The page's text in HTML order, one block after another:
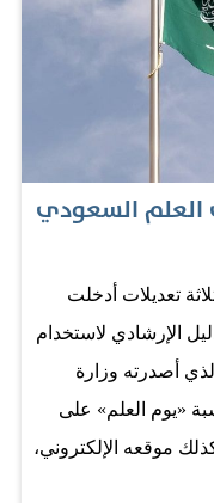
تعديلات أدخلت
الإرشادي لاستخدام
أصدرته وزارة
«يوم العلم» على
موقعه الإلكتروني،